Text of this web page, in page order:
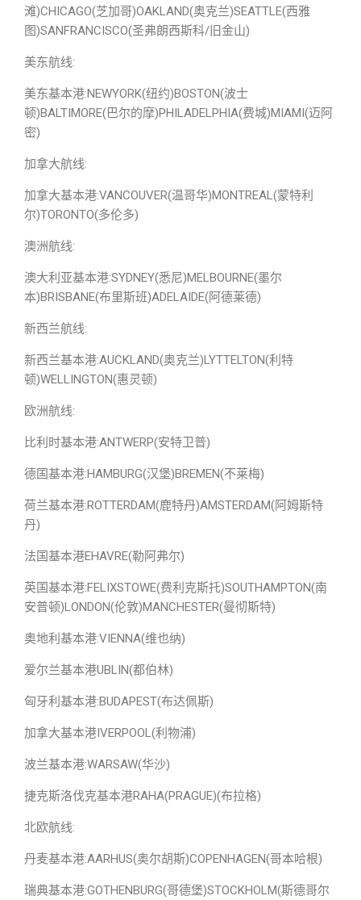
滩)CHICAGO(芝加哥)OAKLAND(奥克兰)SEATTLE(西雅
图)SANFRANCISCO(圣弗朗西斯科/旧金山)
美东航线:
美东基本港:NEWYORK(纽约)BOSTON(波士
顿)BALTIMORE(巴尔的摩)PHILADELPHIA(费城)MIAMI(迈阿
密)
加拿大航线:
加拿大基本港:VANCOUVER(温哥华)MONTREAL(蒙特利
尔)TORONTO(多伦多)
澳洲航线:
澳大利亚基本港:SYDNEY(悉尼)MELBOURNE(墨尔
本)BRISBANE(布里斯班)ADELAIDE(阿德莱德)
新西兰航线:
新西兰基本港:AUCKLAND(奥克兰)LYTTELTON(利特
顿)WELLINGTON(惠灵顿)
欧洲航线:
比利时基本港:ANTWERP(安特卫普)
德国基本港:HAMBURG(汉堡)BREMEN(不莱梅)
荷兰基本港:ROTTERDAM(鹿特丹)AMSTERDAM(阿姆斯特
丹)
法国基本港EHAVRE(勒阿弗尔)
英国基本港:FELIXSTOWE(费利克斯托)SOUTHAMPTON(南
安普顿)LONDON(伦敦)MANCHESTER(曼彻斯特)
奥地利基本港:VIENNA(维也纳)
爱尔兰基本港UBLIN(都伯林)
匈牙利基本港:BUDAPEST(布达佩斯)
加拿大基本港IVERPOOL(利物浦)
波兰基本港:WARSAW(华沙)
捷克斯洛伐克基本港RAHA(PRAGUE)(布拉格)
北欧航线:
丹麦基本港:AARHUS(奥尔胡斯)COPENHAGEN(哥本哈根)
瑞典基本港:GOTHENBURG(哥德堡)STOCKHOLM(斯德哥尔